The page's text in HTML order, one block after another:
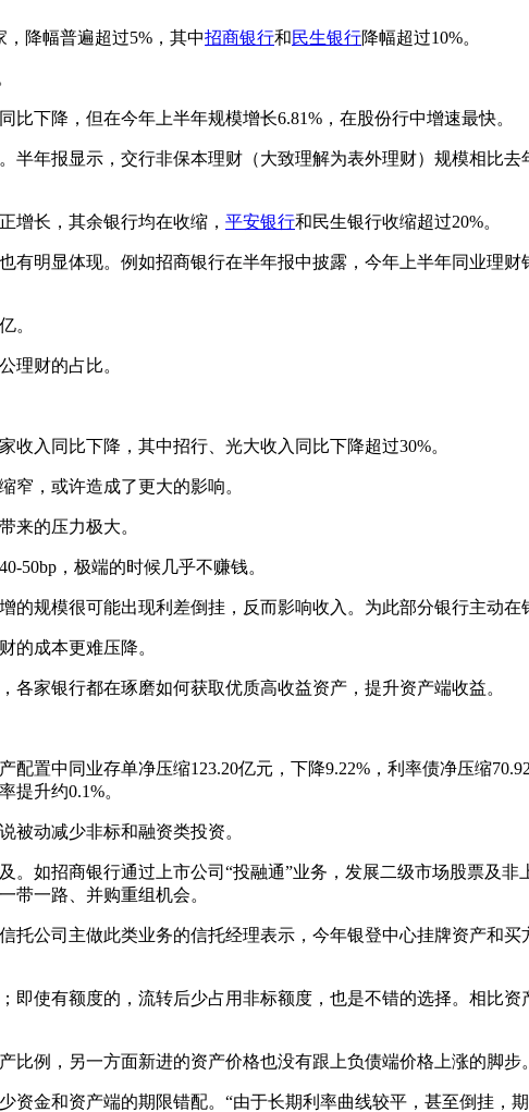
降幅普遍超过5%，其中招商银行和民生银行降幅超过10%。
下降，但在今年上半年规模增长6.81%，在股份行中增速最快。
报显示，交行非保本理财（大致理解为表外理财）规模相比去
长，其余银行均在收缩， 平安银行和民生银行收缩超过20%。
显体现。例如招商银行在半年报中披露，今年上半年同业理财
。
财的占比。
入同比下降，其中招行、光大收入同比下降超过30%。
，或许造成了更大的影响。
的压力极大。
，极端的时候几乎不赚钱。
模很可能出现利差倒挂，反而影响收入。为此部分银行主动在
成本更难压降。
家银行都在琢磨如何获取优质高收益资产，提升资产端收益。
置中同业存单净压缩123.20亿元，下降9.22%，利率债净压缩70.92
提升约0.1%。
动减少非标和融资类投资。
招商银行通过上市公司“投融通”业务，发展二级市场股票及非
带一路、并购重组机会。
公司主做此类业务的信托经理表示，今年银登中心挂牌资产和买
使有额度的，流转后少占用非标额度，也是不错的选择。相比资
例，另一方面新进的资产价格也没有跟上负债端价格上涨的脚步。
金和资产端的期限错配。“由于长期利率曲线较平，甚至倒挂，